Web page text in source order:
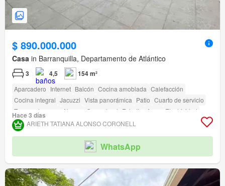
$ 890.000.000
Casa in Barranquilla, Departamento de Atlántico
3 4,5 154 m²
Aparcadero Internet Balcón Cocina amoblada Calefacción
Cocina integral Jacuzzi Vista panorámica Patio Cuarto de servicio
Tanque de agua
Alarma Gas natural Estudio Agua
Electricidad
Depósito Terraza Permite mascotas Permite niños
Seguridad privada
Caseta de vigilancia
Acceso para personas con discapacidad Cancha de tenis
Hace 3 días
ARIETH TATIANA ALONSO CORONELL
WhatsApp